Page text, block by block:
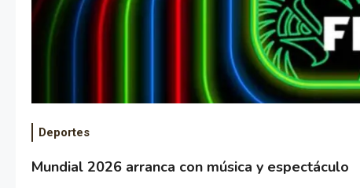
Deportes
Mundial 2026 arranca con música y espectáculo